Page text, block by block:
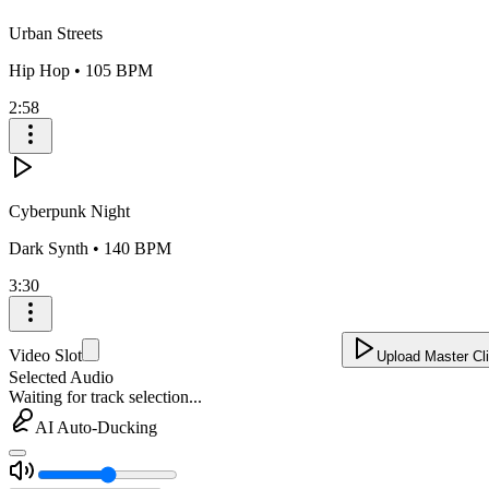
Urban Streets
Hip Hop • 105 BPM
2:58
Cyberpunk Night
Dark Synth • 140 BPM
3:30
Video Slot Upload Master
Selected Audio
Waiting for track selection...
AI Auto-Ducking